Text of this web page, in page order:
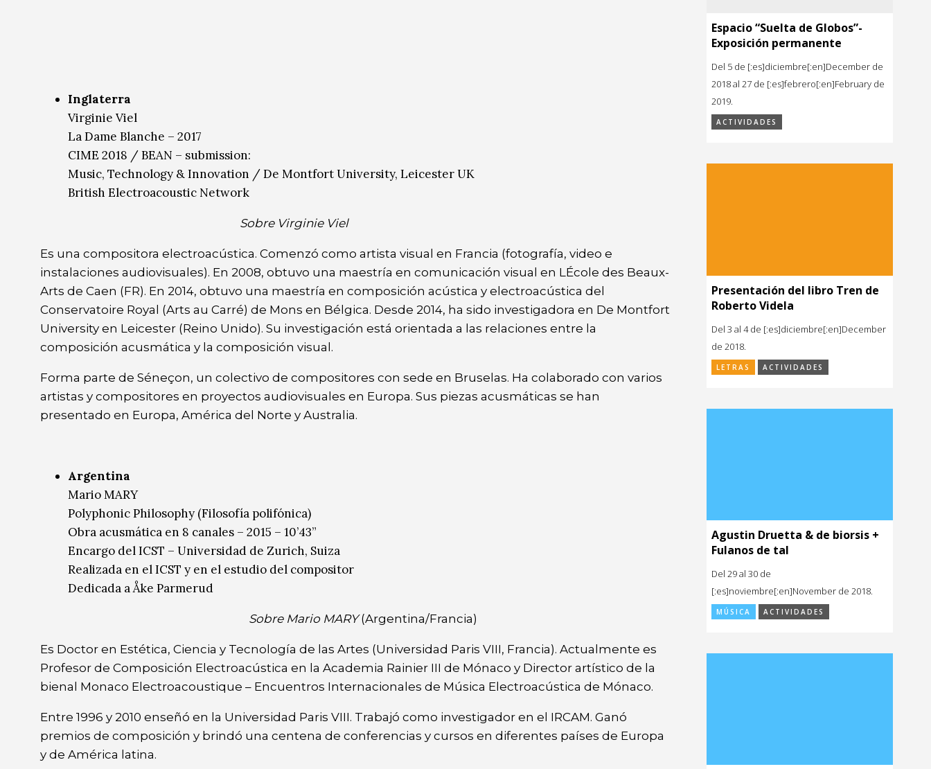
Inglaterra
Virginie Viel
La Dame Blanche – 2017
CIME 2018 / BEAN – submission:
Music, Technology & Innovation / De Montfort University, Leicester UK
British Electroacoustic Network
Sobre Virginie Viel
Es una compositora electroacústica. Comenzó como artista visual en Francia (fotografía, video e
instalaciones audiovisuales). En 2008, obtuvo una maestría en comunicación visual en LÉcole des Beaux-
Arts de Caen (FR). En 2014, obtuvo una maestría en composición acústica y electroacústica del
Conservatoire Royal (Arts au Carré) de Mons en Bélgica. Desde 2014, ha sido investigadora en De Montfort
University en Leicester (Reino Unido). Su investigación está orientada a las relaciones entre la
composición acusmática y la composición visual.
Forma parte de Séneçon, un colectivo de compositores con sede en Bruselas. Ha colaborado con varios
artistas y compositores en proyectos audiovisuales en Europa. Sus piezas acusmáticas se han
presentado en Europa, América del Norte y Australia.
Argentina
Mario MARY
Polyphonic Philosophy (Filosofía polifónica)
Obra acusmática en 8 canales – 2015 – 10’43”
Encargo del ICST – Universidad de Zurich, Suiza
Realizada en el ICST y en el estudio del compositor
Dedicada a Åke Parmerud
Sobre Mario MARY(Argentina/Francia)
Es Doctor en Estética, Ciencia y Tecnología de las Artes (Universidad Paris VIII, Francia). Actualmente es
Profesor de Composición Electroacústica en la Academia Rainier III de Mónaco y Director artístico de la
bienal Monaco Electroacoustique – Encuentros Internacionales de Música Electroacústica de Mónaco.
Entre 1996 y 2010 enseñó en la Universidad Paris VIII. Trabajó como investigador en el IRCAM. Ganó
premios de composición y brindó una centena de conferencias y cursos en diferentes países de Europa
y de América latina.
Espacio “Suelta de Globos”-
Exposición permanente
Del 5 de [:es]diciembre[:en]December de
2018 al 27 de [:es]febrero[:en]February de
2019.
ACTIVIDADES
Presentación del libro Tren de
Roberto Videla
Del 3 al 4 de [:es]diciembre[:en]December
de 2018.
LETRAS ACTIVIDADES
Agustin Druetta & de biorsis +
Fulanos de tal
Del 29 al 30 de
[:es]noviembre[:en]November de 2018.
MÚSICA ACTIVIDADES